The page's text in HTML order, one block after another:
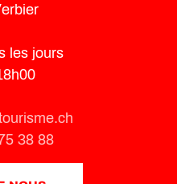
les jours
38 88